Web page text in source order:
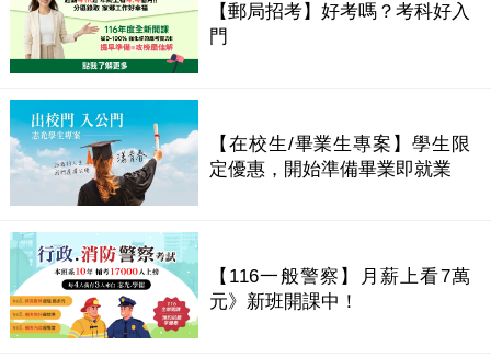
【郵局招考】好考嗎？考科好入
門
【在校生/畢業生專案】學生限
定優惠，開始準備畢業即就業
【116一般警察】月薪上看7萬
元》新班開課中！